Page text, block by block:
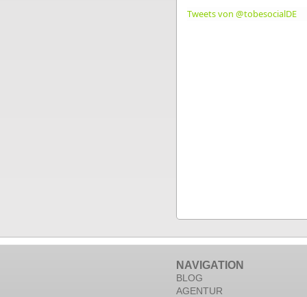
Tweets von @tobesocialDE
NAVIGATION
BLOG
AGENTUR